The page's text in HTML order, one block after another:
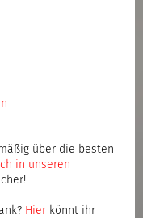
über die besten
in unseren
Hier könnt ihr